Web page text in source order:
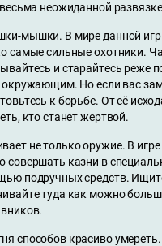
неожиданной
мышки. В мире данной
самые сильные охотники.
и старайтесь реже
окружающим. Но если вас
к борьбе. От её
кто станет жертвой.
не только оружие. В игре
совершать казни в
подручных средств.
туда как можно
способов красиво